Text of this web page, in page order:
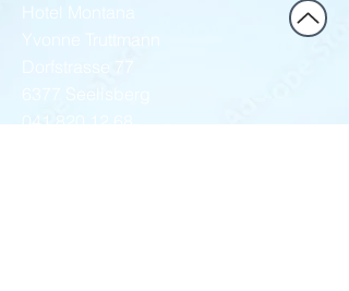
Hotel Montana
Yvonne Truttmann
Dorfstrasse 77
6377 Seelisberg
041 820 12 68